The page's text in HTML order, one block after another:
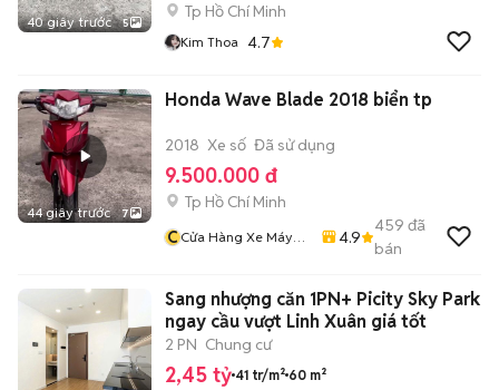
40 giây trước 5
Tp Hồ Chí Minh
Kim Thoa 4.7
44 giây trước 7
Honda Wave Blade 2018 biển tp
2018 Xe số Đã sử dụng
9.500.000 đ
Tp Hồ Chí Minh
CCửa Hàng Xe Máy
4.9
459 đã
bán
Sang nhượng căn 1PN+ Picity Sky Park
ngay cầu vượt Linh Xuân giá tốt
2 PN Chung cư
2,45 tỷ 41 tr/m² 60 m²